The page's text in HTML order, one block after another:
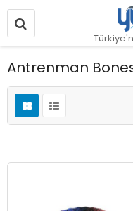
Antrenman